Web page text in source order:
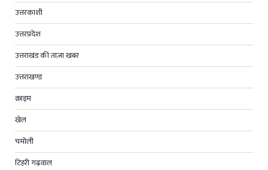
उत्तरकाशी
उत्तरप्रदेश
उत्तराखंड की ताज़ा खबर
उत्तराखण्ड
क्राइम
खेल
चमोली
टिहरी गढ़वाल